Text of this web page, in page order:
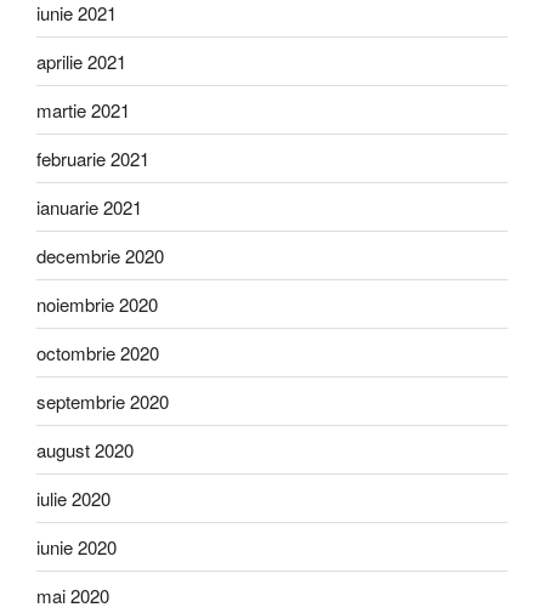
iunie 2021
aprilie 2021
martie 2021
februarie 2021
ianuarie 2021
decembrie 2020
noiembrie 2020
octombrie 2020
septembrie 2020
august 2020
iulie 2020
iunie 2020
mai 2020